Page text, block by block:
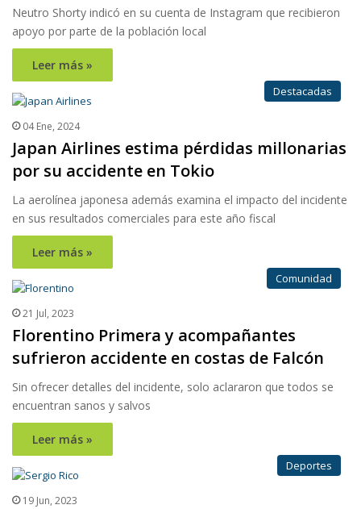
Neutro Shorty indicó en su cuenta de Instagram que recibieron
apoyo por parte de la población local
Leer más »
Destacadas
04 Ene, 2024
Japan Airlines estima pérdidas millonarias
por su accidente en Tokio
La aerolínea japonesa además examina el impacto del incidente
en sus resultados comerciales para este año fiscal
Leer más »
Comunidad
21 Jul, 2023
Florentino Primera y acompañantes
sufrieron accidente en costas de Falcón
Sin ofrecer detalles del incidente, solo aclararon que todos se
encuentran sanos y salvos
Leer más »
Deportes
19 Jun, 2023